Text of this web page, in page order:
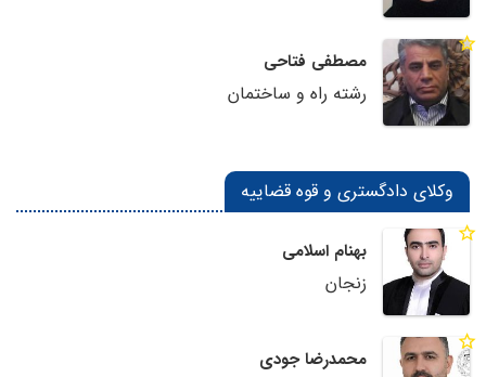
مصطفی فتاحی
رشته راه و ساختمان
وکلای دادگستری و قوه قضاییه
بهنام اسلامی
زنجان
محمدرضا جودی